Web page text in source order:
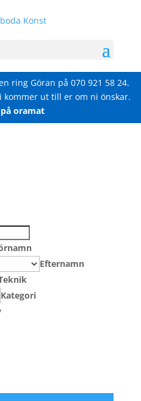
ring Göran på 070 921 58 24.
kommer ut till er om ni önskar.
oramat
Efternamn
Kategori